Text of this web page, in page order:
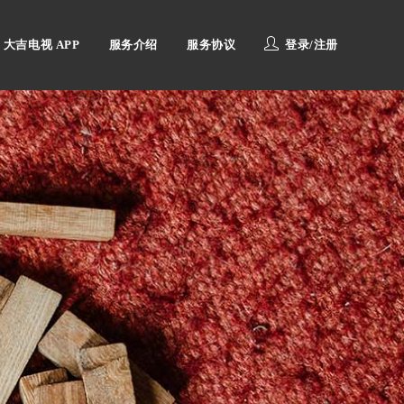
大吉电视 APP 服务介绍 服务协议 登录/注册